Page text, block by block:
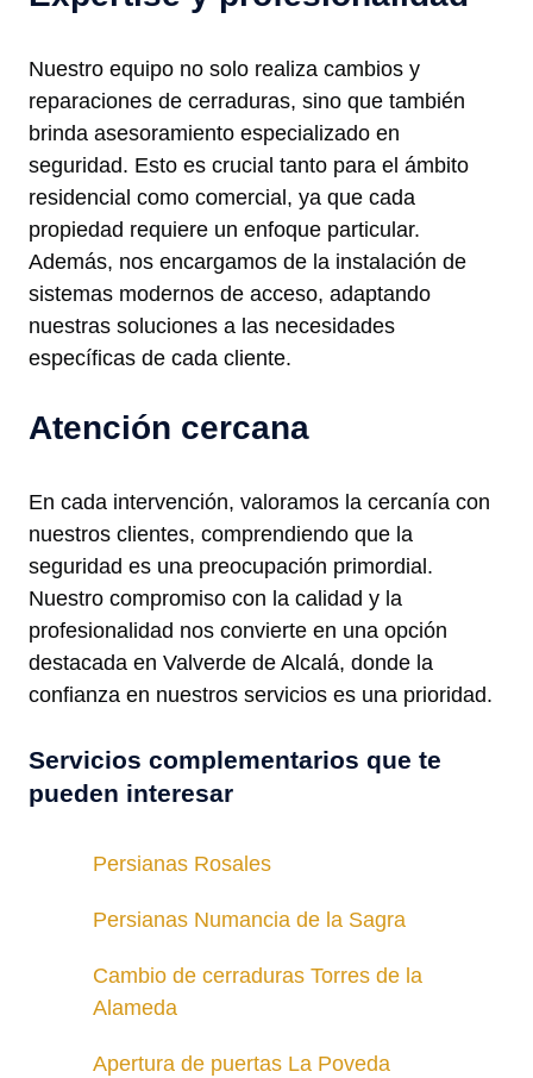
Nuestro equipo no solo realiza cambios y
reparaciones de cerraduras, sino que también
brinda asesoramiento especializado en
seguridad. Esto es crucial tanto para el ámbito
residencial como comercial, ya que cada
propiedad requiere un enfoque particular.
Además, nos encargamos de la instalación de
sistemas modernos de acceso, adaptando
nuestras soluciones a las necesidades
específicas de cada cliente.
Atención cercana
En cada intervención, valoramos la cercanía con
nuestros clientes, comprendiendo que la
seguridad es una preocupación primordial.
Nuestro compromiso con la calidad y la
profesionalidad nos convierte en una opción
destacada en Valverde de Alcalá, donde la
confianza en nuestros servicios es una prioridad.
Servicios complementarios que te
pueden interesar
Persianas Rosales
Persianas Numancia de la Sagra
Cambio de cerraduras Torres de la
Alameda
Apertura de puertas La Poveda